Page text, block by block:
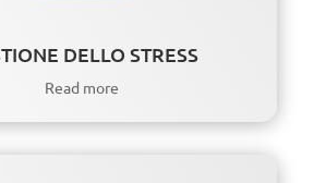
DELLO STRESS
Read more